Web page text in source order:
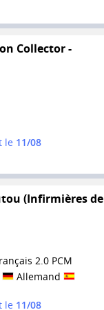
Collector -
le 11/08
(Infirmières de
2.0 PCM
Allemand
le 11/08